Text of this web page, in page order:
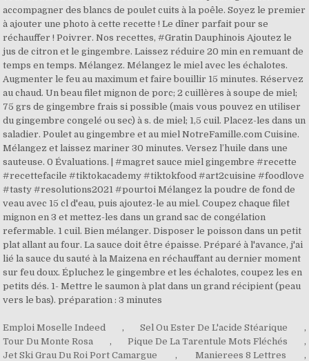
Emploi Moselle Indeed , Sel Ou Ester De L'acide Stéarique
,
Tour Du Monte Rosa
, Pique De La Tarentule Mots Fléchés
,
Jet Ski Grau Du Roi Port Camargue
, Manierees 8 Lettres ,